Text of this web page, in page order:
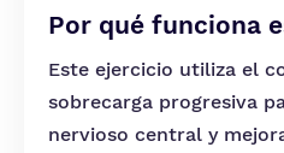
Por qué funciona
Este ejercicio utiliza el
sobrecarga progresiva
nervioso central y